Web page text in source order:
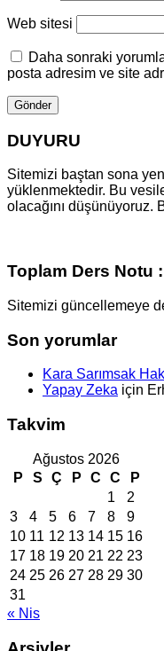
Web sitesi
Daha sonraki
posta adresim ve site
DUYURU
Sitemizi baştan sona
yüklenmektedir. Bu
olacağını düşünüyoruz.
Toplam Ders Notu
Sitemizi güncellemeye
Son yorumlar
Kara Sarımsak
Yapay Zeka için
Takvim
Ağustos 2026
P
S Ç P C C
P
1
2
3
4 5 6 7 8
9
10 11 12 13 14 15 16
17 18 19 20 21 22 23
24 25 26 27 28 29 30
31
« Nis